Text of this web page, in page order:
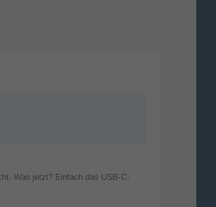
Was jetzt? Einfach das USB-C-